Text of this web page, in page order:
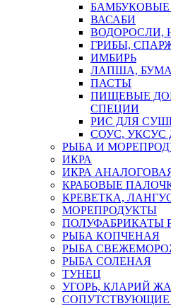
БАМБУКОВЫЕ
ВАСАБИ
ВОДОРОСЛИ,
ГРИБЫ,
ИМБИРЬ
ЛАПША,
ПАСТЫ
ПИЩЕВЫЕ
СПЕЦИИ
РИС ДЛЯ
СОУС,
РЫБА И
ИКРА
ИКРА
КРАБОВЫЕ
КРЕВЕТКА,
МОРЕПРОДУКТЫ
ПОЛУФАБРИКАТЫ
РЫБА КОПЧЕНАЯ
РЫБА
РЫБА СОЛЕНАЯ
ТУНЕЦ
УГОРЬ, КЛАРИЙ
СОПУТСТВУЮЩИЕ